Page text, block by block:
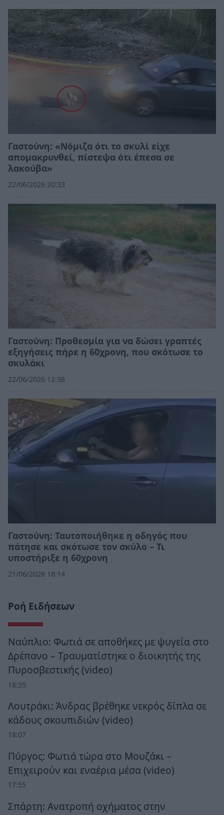
Γαστούνη: «Νόμιζα ότι το σκυλί είχε
απομακρυνθεί, πίστεψα ότι έπεσα σε
λακούβα»
22/06/2026 20:33
Γαστούνη: Προθεσμία για να δώσει γραπτές
εξηγήσεις πήρε η 60χρονη, που σκότωσε το
σκυλάκι
22/06/2026 12:38
Γαστούνη: Ταυτοποιήθηκε η οδηγός που
πάτησε και σκότωσε τον σκύλο – Τι
υποστήριξε η 60χρονη
21/06/2026 18:14
Ροή Ειδήσεων
Ναύπλιο: Φωτιά σε αποθήκες με ψυγεία στο
Δρέπανο – Τραυματίστηκε ο διοικητής της
Πυροσβεστικής (video)
18:35
Λουτράκι: Άνδρας βρέθηκε νεκρός δίπλα σε
κάδους σκουπιδιών (video)
18:07
Πύργος: Φωτιά τώρα στο Μουζάκι –
Επιχειρούν και εναέρια μέσα (video)
17:55
Σπάρτη: Ανατροπή οχήματος στην